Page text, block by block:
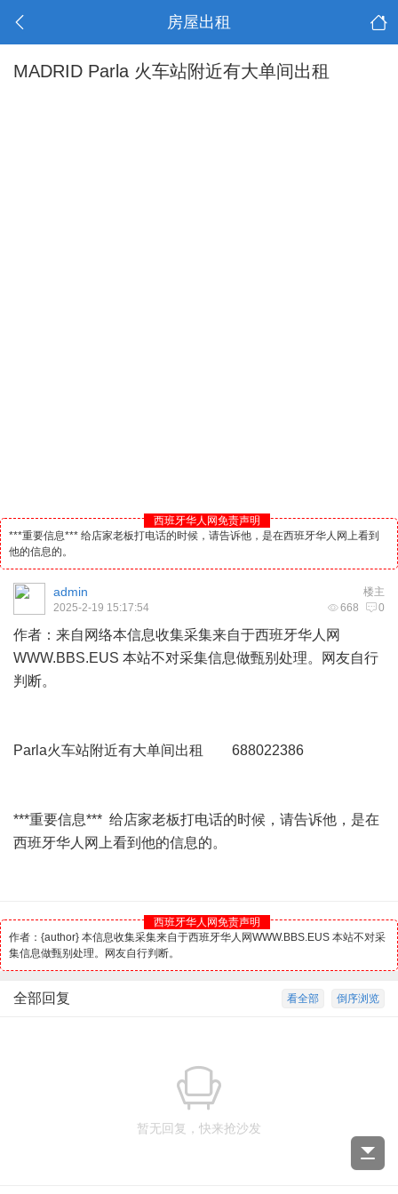
房屋出租
MADRID Parla 火车站附近有大单间出租
西班牙华人网免责声明
***重要信息*** 给店家老板打电话的时候，请告诉他，是在西班牙华人网上看到
他的信息的。
楼主
admin
668 0
2025-2-19 15:17:54
作者：来自网络本信息收集采集来自于西班牙华人 网
WWW.BBS.EUS 本站不对采集信息做甄别处理。网友自行
判断。
Parla火车站附近有大单间出租 688022386
***重要信息*** 给店家老板打电话的时候，请告诉他，是在
西班牙华人网上看到他的信息的。
西班牙华人网免责声明
作者：{author} 本信息收集采集来自于西班牙华人网WWW.BBS.EUS 本站不对采
集信息做甄别处理。网友自行判断。
倒序浏览
看全部
全部回复
暂无回复，快来抢沙发